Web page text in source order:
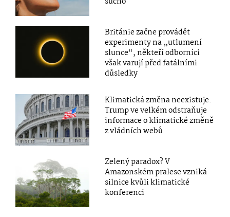
Británie začne provádět
experimenty na „utlumení
slunce“, někteří odborníci
však varují před fatálními
důsledky
Klimatická změna neexistuje.
Trump ve velkém odstraňuje
informace o klimatické změně
z vládních webů
Zelený paradox? V
Amazonském pralese vzniká
silnice kvůli klimatické
konferenci